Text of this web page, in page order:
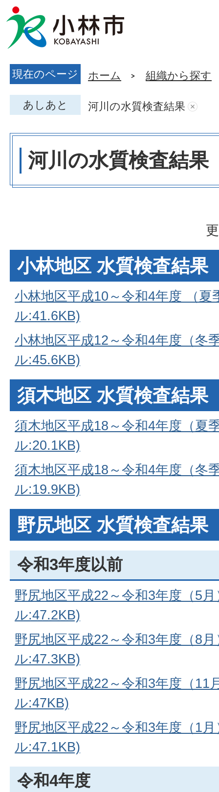
現在のページ ホーム 組織から探す
あしあと 河川の水質検査結果
河川の水質検査結果
小林地区 水質検査結果
小林地区平成10～令和4年度 （
ル:41.6KB)
小林地区平成12～令和4年度（冬
ル:45.6KB)
須木地区 水質検査結果
須木地区平成18～令和4年度（夏
ル:20.1KB)
須木地区平成18～令和4年度（冬
ル:19.9KB)
野尻地区 水質検査結果
令和3年度以前
野尻地区平成22～令和3年度（5
ル:47.2KB)
野尻地区平成22～令和3年度（8
ル:47.3KB)
野尻地区平成22～令和3年度（11
ル:47KB)
野尻地区平成22～令和3年度（1
ル:47.1KB)
令和4年度